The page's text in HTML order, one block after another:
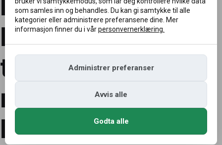
Denne byen
tiltrekker seg
med lavere
kostnader
som samles inn og behandles. Du kan gi samtykke til alle
kategorier eller administrere preferansene dine. Mer
informasjon finner du i vårpersonvernerklæring.
Administrer preferanser
Avvis alle
Godta alle